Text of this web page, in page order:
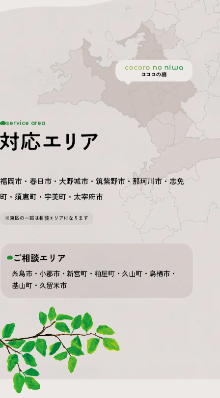
service area
福岡市・春日市・大野城市・筑紫野市・那珂川市・志免
町・須恵町・宇美町・太宰府市
※東区の一部は相談エリアになります
ご相談エリア
糸島市・小郡市・新宮町・粕屋町・久山町・鳥栖市・
基山町・久留米市